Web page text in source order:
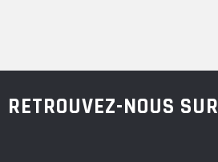
RETROUVEZ-NOUS